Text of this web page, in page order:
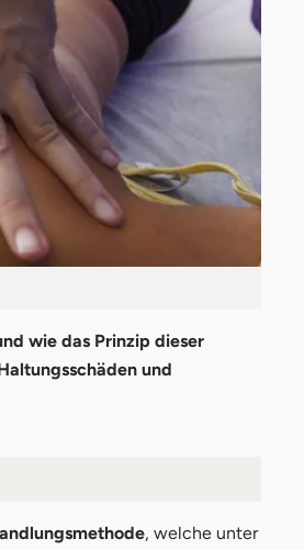
wie das Prinzip dieser
und
, welche unter